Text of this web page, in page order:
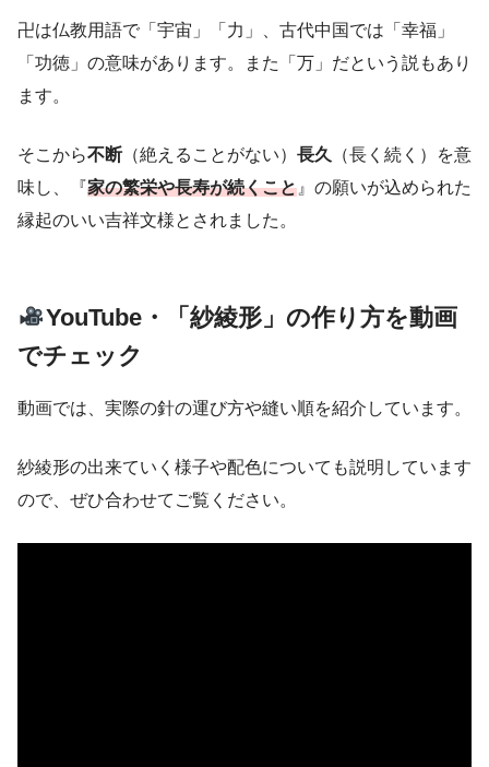
卍は仏教用語で「宇宙」「力」、古代中国では「幸福」
「功徳」の意味があります。また「万」だという説もあり
ます。
そこから不断 （絶えることがない） 長久
（長く続く）を意
味し、『家の繁栄や長寿が続くこと 』の願いが込められた
縁起のいい吉祥文様とされました。
YouTube・ 「 紗綾形」の作り方を動画
でチェック
動画では、実際の針の運び方や縫い順を紹介しています。
紗綾形の出来ていく様子や配色についても説明しています
ので、ぜひ合わせてご覧ください。